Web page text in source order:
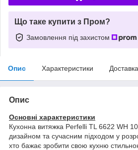
Що таке купити з Пром?
Замовлення під захистом
Опис Характеристики Доставка
Опис
Основні характеристики
Кухонна витяжка Perfelli TL 6622 WH
дизайном та сучасним підходом у
хто бажає зробити свою кухню